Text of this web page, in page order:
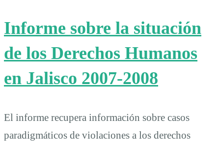
Informe sobre la situación
de los Derechos Humanos
en Jalisco 2007-2008
El informe recupera información sobre casos
paradigmáticos de violaciones a los derechos